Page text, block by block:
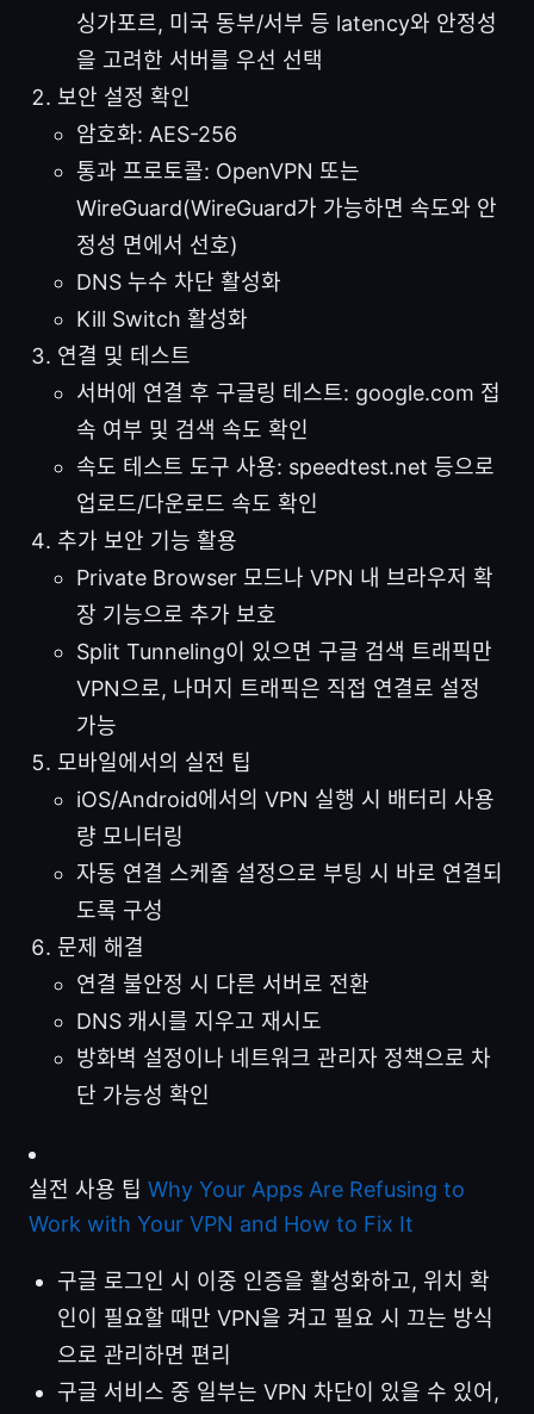
싱가포르, 미국 동부/서부 등 latency와 안정성
을 고려한 서버를 우선 선택
보안 설정 확인
암호화: AES-256
통과 프로토콜: OpenVPN 또는
WireGuard(WireGuard가 가능하면 속도와 안
정성 면에서 선호)
DNS 누수 차단 활성화
Kill Switch 활성화
연결 및 테스트
서버에 연결 후 구글링 테스트: google.com 접
속 여부 및 검색 속도 확인
속도 테스트 도구 사용: speedtest.net 등으로
업로드/다운로드 속도 확인
추가 보안 기능 활용
Private Browser 모드나 VPN 내 브라우저 확
장 기능으로 추가 보호
Split Tunneling이 있으면 구글 검색 트래픽만
VPN으로, 나머지 트래픽은 직접 연결로 설정
가능
모바일에서의 실전 팁
iOS/Android에서의 VPN 실행 시 배터리 사용
량 모니터링
자동 연결 스케줄 설정으로 부팅 시 바로 연결되
도록 구성
문제 해결
연결 불안정 시 다른 서버로 전환
DNS 캐시를 지우고 재시도
방화벽 설정이나 네트워크 관리자 정책으로 차
단 가능성 확인
실전 사용 팁 Why Your Apps Are Refusing to
Work with Your VPN and How to Fix It
구글 로그인 시 이중 인증을 활성화하고, 위치 확
인이 필요할 때만 VPN을 켜고 필요 시 끄는 방식
으로 관리하면 편리
구글 서비스 중 일부는 VPN 차단이 있을 수 있어,